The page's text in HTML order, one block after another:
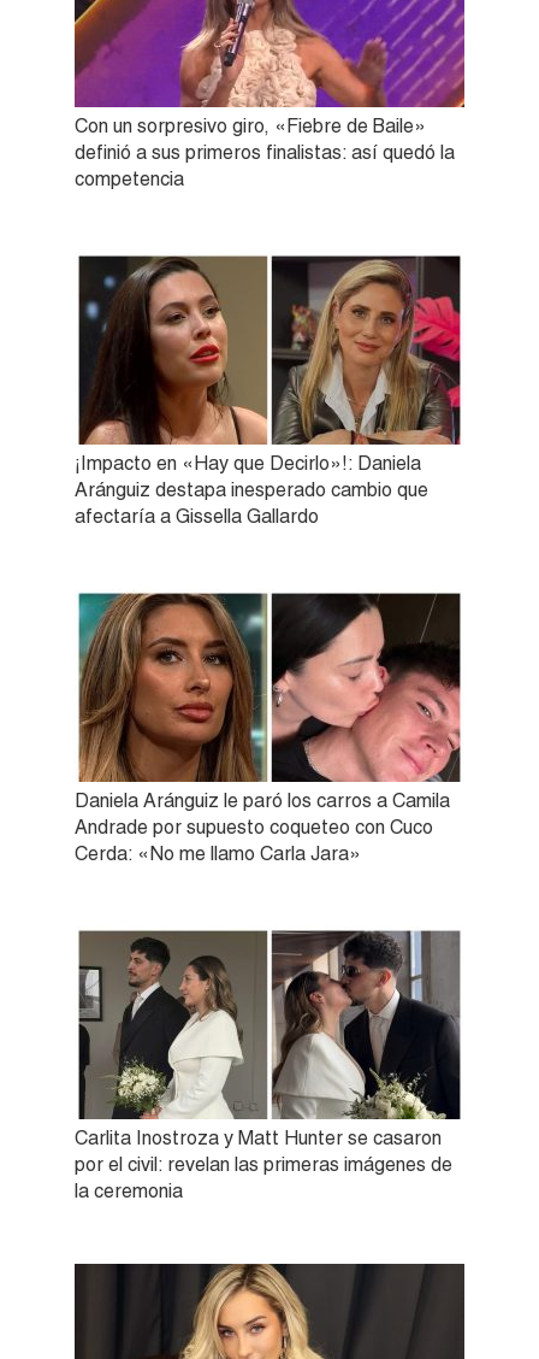
Con un sorpresivo giro, «Fiebre de Baile»
definió a sus primeros finalistas: así quedó la
competencia
¡Impacto en «Hay que Decirlo»!: Daniela
Aránguiz destapa inesperado cambio que
afectaría a Gissella Gallardo
Daniela Aránguiz le paró los carros a Camila
Andrade por supuesto coqueteo con Cuco
Cerda: «No me llamo Carla Jara»
Carlita Inostroza y Matt Hunter se casaron
por el civil: revelan las primeras imágenes de
la ceremonia